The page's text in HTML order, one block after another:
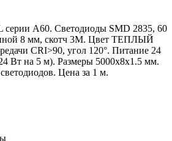
серии A60. Светодиоды SMD 2835, 60
8 мм, скотч 3M. Цвет ТЕПЛЫЙ
CRI>90, угол 120°. Питание 24
Вт на 5 м). Размеры 5000x8x1.5 мм.
Цена за 1 м.